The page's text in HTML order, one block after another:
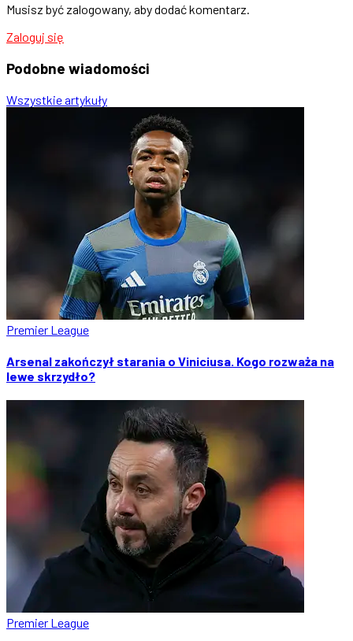
Musisz być zalogowany, aby dodać komentarz.
Zaloguj się
Podobne wiadomości
Wszystkie artykuły
Premier League
Arsenal zakończył starania o Viniciusa. Kogo rozważa na
lewe skrzydło?
Premier League